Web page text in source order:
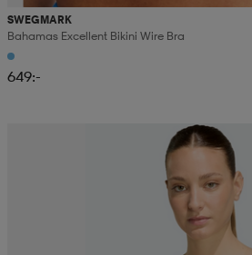
SWEGMARK
Bahamas Excellent Bikini Wire Bra
649:-